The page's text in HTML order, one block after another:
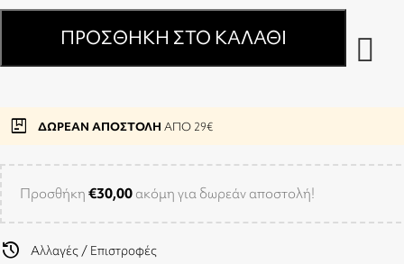
ΠΡΟΣΘΉΚΗ ΣΤΟ ΚΑΛΆΘΙ
package ΔΩΡΕΑΝ ΑΠΟΣΤΟΛΗ ΑΠΟ 29€
Προσθήκη €30,00 ακόμη για δωρεάν αποστολή!
history Αλλαγές / Επιστροφές